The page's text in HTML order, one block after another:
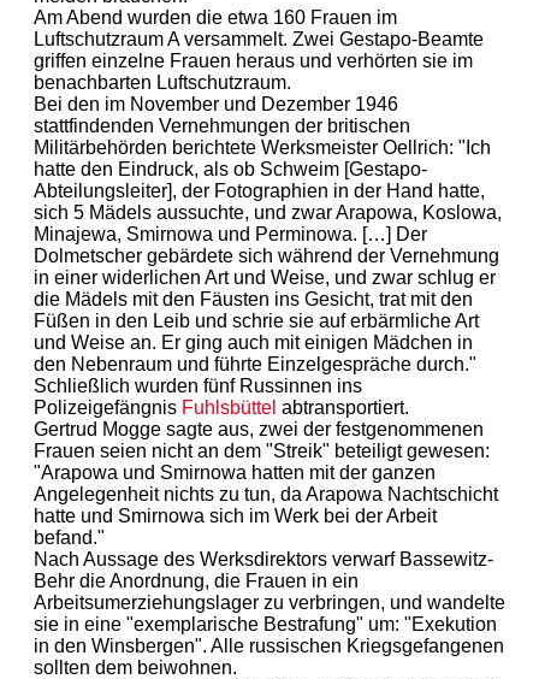
Am Abend wurden die etwa 160 Frauen im
Luftschutzraum A versammelt. Zwei Gestapo-Beamte
griffen einzelne Frauen heraus und verhörten sie im
benachbarten Luftschutzraum.
Bei den im November und Dezember 1946
stattfindenden Vernehmungen der britischen
Militärbehörden berichtete Werksmeister Oellrich: "Ich
hatte den Eindruck, als ob Schweim [Gestapo-
Abteilungsleiter], der Fotographien in der Hand hatte,
sich 5 Mädels aussuchte, und zwar Arapowa, Koslowa,
Minajewa, Smirnowa und Perminowa. […] Der
Dolmetscher gebärdete sich während der Vernehmung
in einer widerlichen Art und Weise, und zwar schlug er
die Mädels mit den Fäusten ins Gesicht, trat mit den
Füßen in den Leib und schrie sie auf erbärmliche Art
und Weise an. Er ging auch mit einigen Mädchen in
den Nebenraum und führte Einzelgespräche durch."
Schließlich wurden fünf Russinnen ins
Polizeigefängnis Fuhlsbüttel abtransportiert.
Gertrud Mogge sagte aus, zwei der festgenommenen
Frauen seien nicht an dem "Streik" beteiligt gewesen:
"Arapowa und Smirnowa hatten mit der ganzen
Angelegenheit nichts zu tun, da Arapowa Nachtschicht
hatte und Smirnowa sich im Werk bei der Arbeit
befand."
Nach Aussage des Werksdirektors verwarf Bassewitz-
Behr die Anordnung, die Frauen in ein
Arbeitsumerziehungslager zu verbringen, und wandelte
sie in eine "exemplarische Bestrafung" um: "Exekution
in den Winsbergen". Alle russischen Kriegsgefangenen
sollten dem beiwohnen.